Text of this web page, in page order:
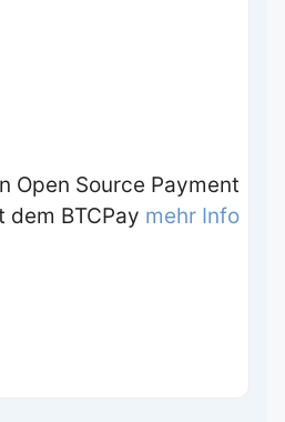
Open Source Payment
BTCPay mehr Info